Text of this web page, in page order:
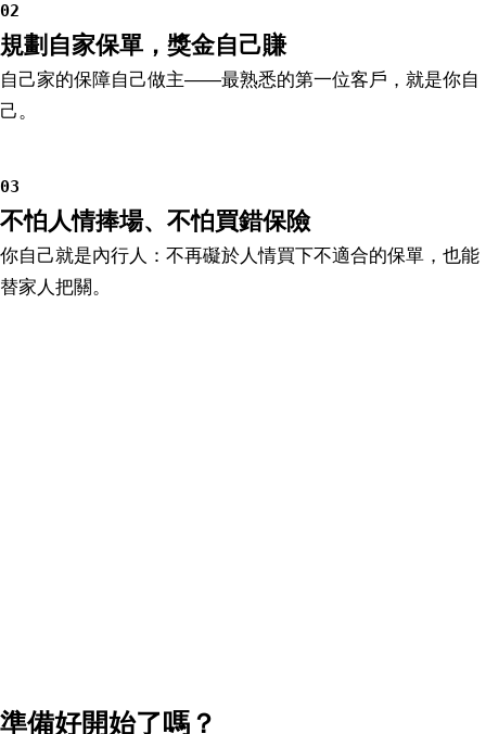
02
規劃自家保單，獎金自己賺
自己家的保障自己做主——最熟悉的第一位客戶，就是你自
己。
03
不怕人情捧場、不怕買錯保險
你自己就是內行人：不再礙於人情買下不適合的保單，也能
替家人把關。
準備好開始了嗎？